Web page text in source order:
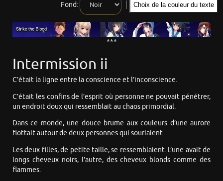
Fond: Choix de la couleur du texte
***
Intermission ii
C’était la ligne entre la conscience et l’inconscience.
C’était les confins de l’esprit où personne ne pouvait pénétrer,
un endroit doux qui ressemblait au chaos primordial.
Dans ce monde, une douce brume aux couleurs d’une aurore
flottait autour de deux personnes qui souriaient.
Les deux filles, de petite taille, se ressemblaient. L’une avait de
longs cheveux noirs, l’autre, des cheveux blonds comme des
flammes.